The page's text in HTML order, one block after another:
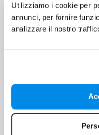
Utilizziamo i cookie per
annunci, per fornire
analizzare il nostro